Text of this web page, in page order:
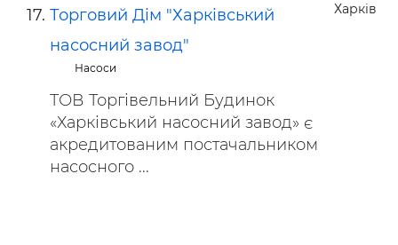
Харків
Торговий Дім "Харківський
насосний завод"
Насоси
ТОВ Торгівельний Будинок
«Харківський насосний завод» є
акредитованим постачальником
насосного ...